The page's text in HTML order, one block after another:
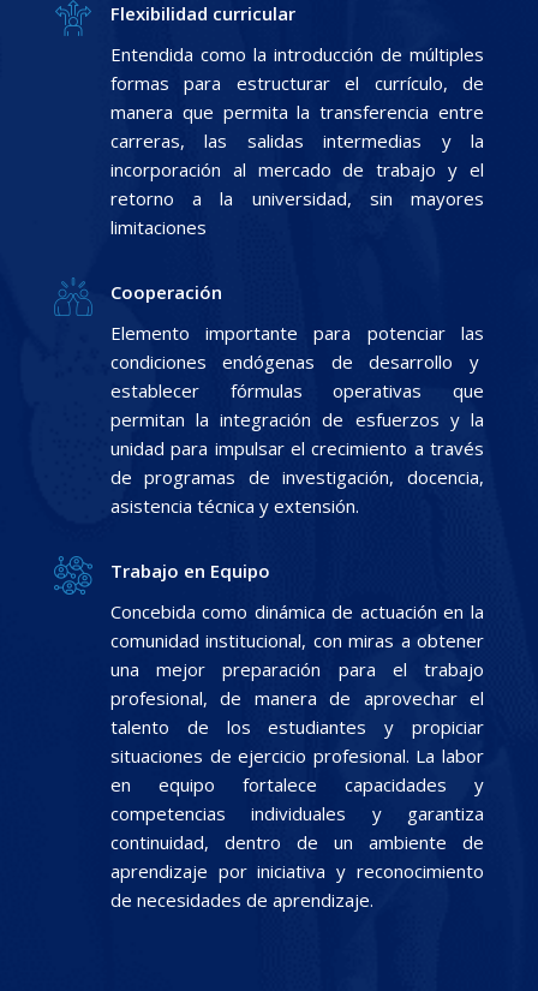
Flexibilidad curricular
Entendida como la introducción de múltiples
formas para estructurar el currículo, de
manera que permita la transferencia entre
carreras, las salidas intermedias y la
incorporación al mercado de trabajo y el
retorno a la universidad, sin mayores
limitaciones
Cooperación
Elemento importante para potenciar las
condiciones endógenas de desarrollo y
establecer fórmulas operativas que
permitan la integración de esfuerzos y la
unidad para impulsar el crecimiento a través
de programas de investigación, docencia,
asistencia técnica y extensión.
Trabajo en Equipo
Concebida como dinámica de actuación en la
comunidad institucional, con miras a obtener
una mejor preparación para el trabajo
profesional, de manera de aprovechar el
talento de los estudiantes y propiciar
situaciones de ejercicio profesional. La labor
en equipo fortalece capacidades y
competencias individuales y garantiza
continuidad, dentro de un ambiente de
aprendizaje por iniciativa y reconocimiento
de necesidades de aprendizaje.